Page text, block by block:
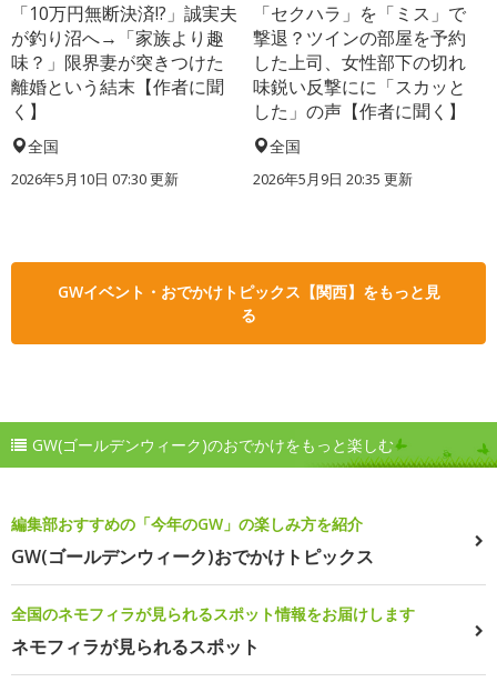
「10万円無断決済!?」誠実夫
が釣り沼へ→「家族より趣
味？」限界妻が突きつけた
離婚という結末【作者に聞
く】
全国
2026年5月10日 07:30 更新
「セクハラ」を「ミス」で
撃退？ツインの部屋を予約
した上司、女性部下の切れ
味鋭い反撃にに「スカッと
した」の声【作者に聞く】
全国
2026年5月9日 20:35 更新
GWイベント・おでかけトピックス【関西】をもっと見
る
GW(ゴールデンウィーク)のおでかけをもっと楽しむ
編集部おすすめの「今年のGW」の楽しみ方を紹介
GW(ゴールデンウィーク)おでかけトピックス
全国のネモフィラが見られるスポット情報をお届けします
ネモフィラが見られるスポット